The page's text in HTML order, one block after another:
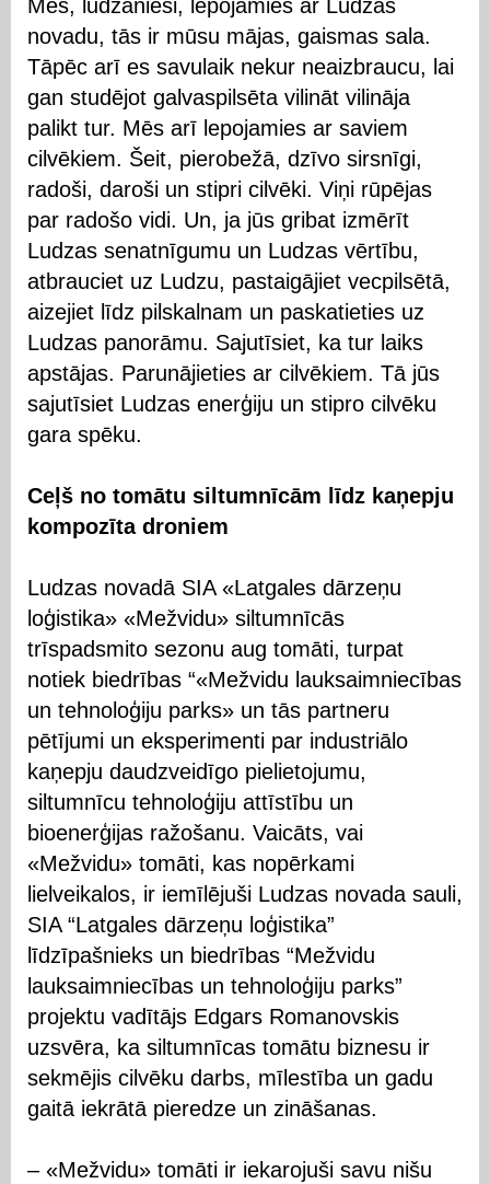
Mēs, ludzānieši, lepojamies ar Ludzas
novadu, tās ir mūsu mājas, gaismas sala.
Tāpēc arī es savulaik nekur neaizbraucu, lai
gan studējot galvaspilsēta vilināt vilināja
palikt tur. Mēs arī lepojamies ar saviem
cilvēkiem. Šeit, pierobežā, dzīvo sirsnīgi,
radoši, daroši un stipri cilvēki. Viņi rūpējas
par radošo vidi. Un, ja jūs gribat izmērīt
Ludzas senatnīgumu un Ludzas vērtību,
atbrauciet uz Ludzu, pastaigājiet vecpilsētā,
aizejiet līdz pilskalnam un paskatieties uz
Ludzas panorāmu. Sajutīsiet, ka tur laiks
apstājas. Parunājieties ar cilvēkiem. Tā jūs
sajutīsiet Ludzas enerģiju un stipro cilvēku
gara spēku.
Ceļš no tomātu siltumnīcām līdz kaņepju
kompozīta droniem
Ludzas novadā SIA «Latgales dārzeņu
loģistika» «Mežvidu» siltumnīcās
trīspadsmito sezonu aug tomāti, turpat
notiek biedrības “«Mežvidu lauksaimniecības
un tehnoloģiju parks» un tās partneru
pētījumi un eksperimenti par industriālo
kaņepju daudzveidīgo pielietojumu,
siltumnīcu tehnoloģiju attīstību un
bioenerģijas ražošanu. Vaicāts, vai
«Mežvidu» tomāti, kas nopērkami
lielveikalos, ir iemīlējuši Ludzas novada sauli,
SIA “Latgales dārzeņu loģistika”
līdzīpašnieks un biedrības “Mežvidu
lauksaimniecības un tehnoloģiju parks”
projektu vadītājs Edgars Romanovskis
uzsvēra, ka siltumnīcas tomātu biznesu ir
sekmējis cilvēku darbs, mīlestība un gadu
gaitā iekrātā pieredze un zināšanas.
– «Mežvidu» tomāti ir iekarojuši savu nišu